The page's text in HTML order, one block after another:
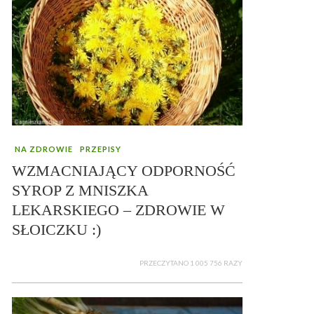
NA ZDROWIE PRZEPISY
WZMACNIAJĄCY ODPORNOŚĆ
SYROP Z MNISZKA
LEKARSKIEGO – ZDROWIE W
SŁOICZKU :)
PRZECZYTANO 1 005 756 RAZY